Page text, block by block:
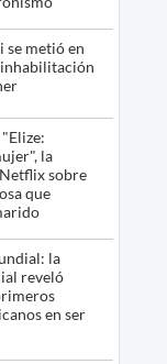
se metió en
la
sobre
que
la
reveló
en ser